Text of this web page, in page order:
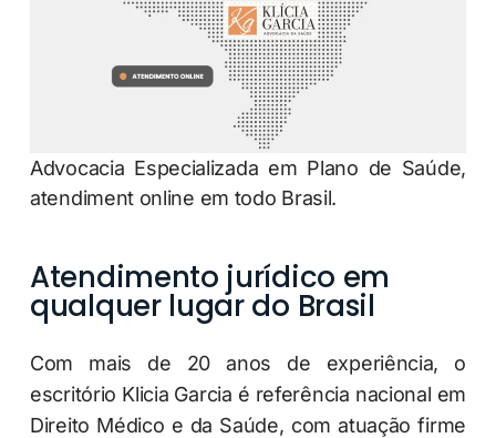
Advocacia Especializada em Plano de Saúde,
atendiment online em todo Brasil.
Atendimento jurídico em
qualquer lugar do Brasil
Com mais de 20 anos de experiência, o
escritório Klicia Garcia é referência nacional em
Direito Médico e da Saúde, com atuação firme